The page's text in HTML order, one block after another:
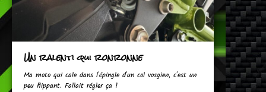
Un ralenti qui ronronne
Ma moto qui cale dans l'épingle d'un col vosgien, c'est un
peu flippant. Fallait régler ça !